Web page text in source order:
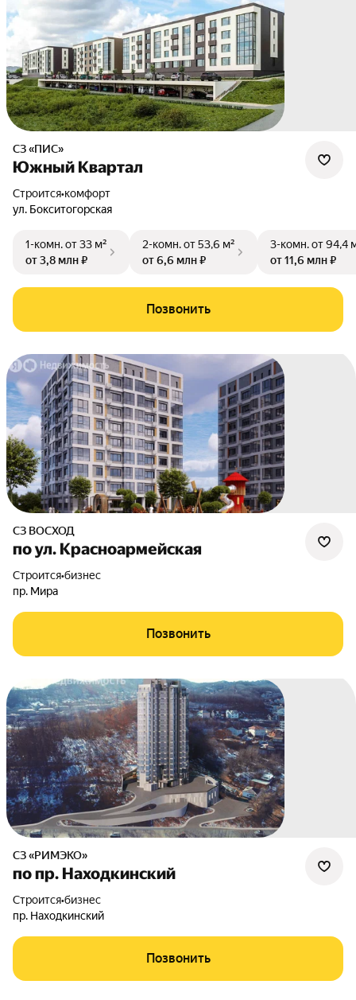
СЗ «ПИС»
Южный Квартал
Строится•комфорт
ул. Бокситогорская
1-комн.от 33 м²
от 3,8 млн ₽
2-комн.от 53,6 м²
от 6,6 млн ₽
3-комн.от 94,4
от 11,6 млн ₽
Позвонить
СЗ ВОСХОД
по ул. Красноармейская
Строится•бизнес
пр. Мира
Позвонить
СЗ «РИМЭКО»
по пр. Находкинский
Строится•бизнес
пр. Находкинский
Позвонить